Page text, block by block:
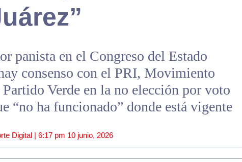
panista en el Congreso del Estado
consenso con el PRI, Movimiento
Verde en la no elección por voto
“no ha funcionado” donde está vigente
Digital | 6:17 pm 10 junio, 2026